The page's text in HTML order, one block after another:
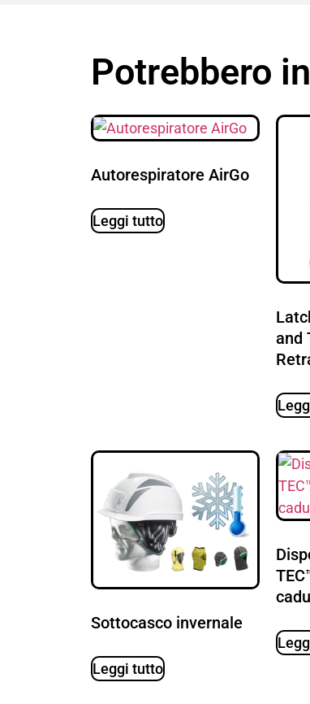
Potrebbero
Autorespiratore AirGo
Leggi tutto
and
Sottocasco invernale
Leggi tutto